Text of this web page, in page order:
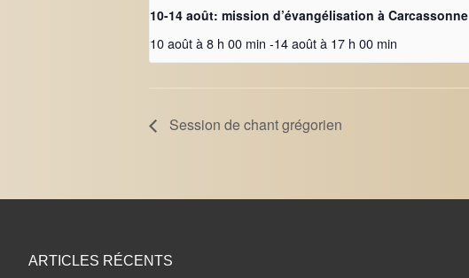
10-14 août: mission d’évangélisation à Carcassonne
10 août à 8 h 00 min -14 août à 17 h 00 min
Session de chant grégorien
ARTICLES RÉCENTS